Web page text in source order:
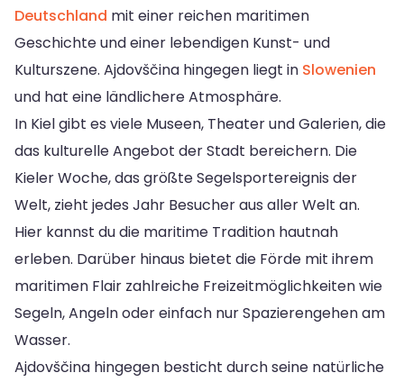
Deutschland mit einer reichen maritimen
Geschichte und einer lebendigen Kunst- und
Kulturszene. Ajdovščina hingegen liegt in Slowenien
und hat eine ländlichere Atmosphäre.
In Kiel gibt es viele Museen, Theater und Galerien, die
das kulturelle Angebot der Stadt bereichern. Die
Kieler Woche, das größte Segelsportereignis der
Welt, zieht jedes Jahr Besucher aus aller Welt an.
Hier kannst du die maritime Tradition hautnah
erleben. Darüber hinaus bietet die Förde mit ihrem
maritimen Flair zahlreiche Freizeitmöglichkeiten wie
Segeln, Angeln oder einfach nur Spazierengehen am
Wasser.
Ajdovščina hingegen besticht durch seine natürliche